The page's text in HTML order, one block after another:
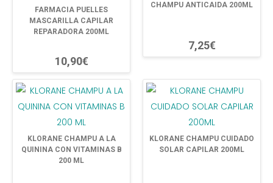
FARMACIA PUELLES
MASCARILLA CAPILAR
REPARADORA 200ML
10,90€
CHAMPU ANTICAIDA 200ML
7,25€
KLORANE CHAMPU A LA
QUININA CON VITAMINAS B
200 ML
KLORANE CHAMPU CUIDADO
SOLAR CAPILAR 200ML